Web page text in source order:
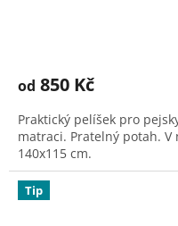
je
z
5
hvězdiček.
od 850 Kč
Praktický pelíšek pro
matraci. Pratelný potah.
140x115 cm.
Tip